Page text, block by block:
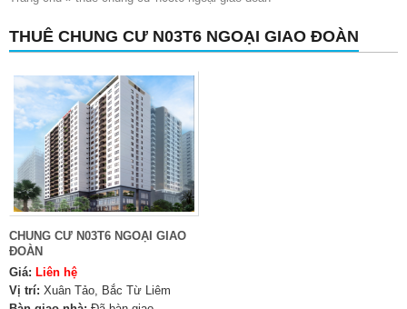
THUÊ CHUNG CƯ N03T6 NGOẠI GIAO ĐOÀN
CHUNG CƯ N03T6 NGOẠI GIAO
ĐOÀN
Giá: Liên hệ
Vị trí: Xuân Tảo, Bắc Từ Liêm